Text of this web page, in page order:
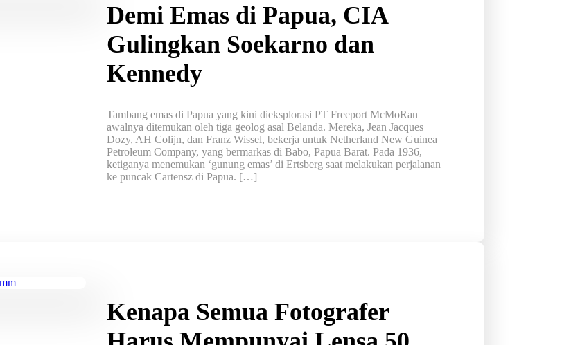
Demi Emas di Papua, CIA
Gulingkan Soekarno dan
Kennedy
Tambang emas di Papua yang kini dieksplorasi PT Freeport McMoRan
awalnya ditemukan oleh tiga geolog asal Belanda. Mereka, Jean Jacques
Dozy, AH Colijn, dan Franz Wissel, bekerja untuk Netherland New Guinea
Petroleum Company, yang bermarkas di Babo, Papua Barat. Pada 1936,
ketiganya menemukan ‘gunung emas’ di Ertsberg saat melakukan perjalanan
ke puncak Cartensz di Papua. […]
Kenapa Semua Fotografer